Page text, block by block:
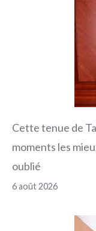
Cette tenue de
moments les
oublié
6 août 2026